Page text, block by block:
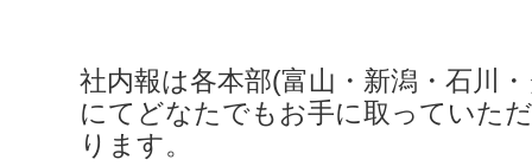
社内報は各本部(富山・新潟・石川
にてどなたでもお手に取っていた
ります。